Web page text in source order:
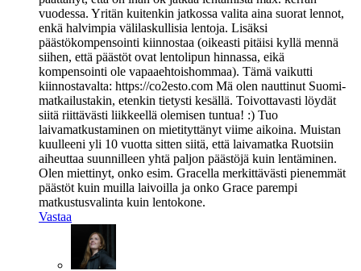
vuodessa. Yritän kuitenkin jatkossa valita aina suorat lennot,
enkä halvimpia välilaskullisia lentoja. Lisäksi
päästökompensointi kiinnostaa (oikeasti pitäisi kyllä mennä
siihen, että päästöt ovat lentolipun hinnassa, eikä
kompensointi ole vapaaehtoishommaa). Tämä vaikutti
kiinnostavalta: https://co2esto.com Mä olen nauttinut Suomi-
matkailustakin, etenkin tietysti kesällä. Toivottavasti löydät
siitä riittävästi liikkeellä olemisen tuntua! :) Tuo
laivamatkustaminen on mietityttänyt viime aikoina. Muistan
kuulleeni yli 10 vuotta sitten siitä, että laivamatka Ruotsiin
aiheuttaa suunnilleen yhtä paljon päästöjä kuin lentäminen.
Olen miettinyt, onko esim. Gracella merkittävästi pienemmät
päästöt kuin muilla laivoilla ja onko Grace parempi
matkustusvalinta kuin lentokone.
Vastaa